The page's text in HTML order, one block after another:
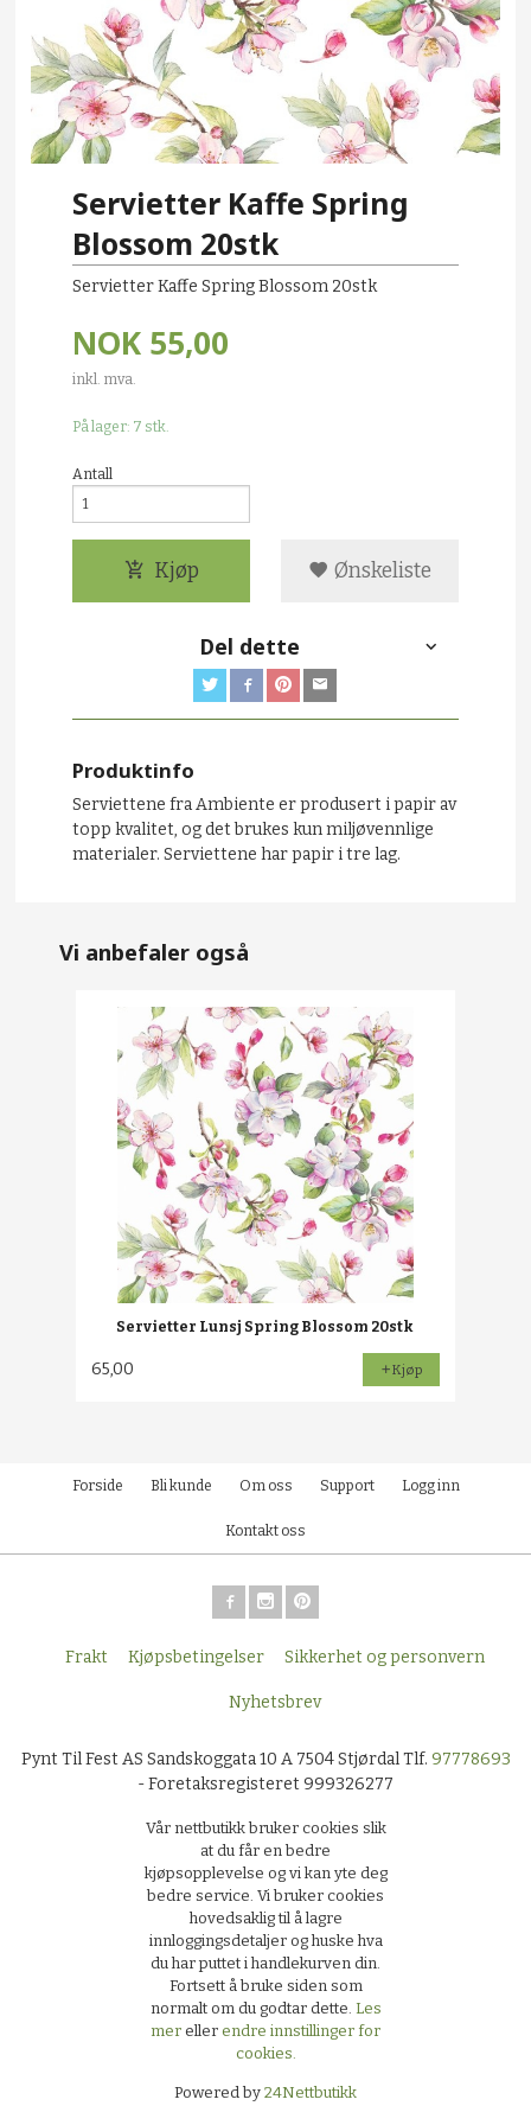
Servietter Kaffe Spring
Blossom 20stk
Servietter Kaffe Spring Blossom 20stk
NOK 55,00
inkl. mva.
På lager: 7 stk.
Antall
Kjøp Ønskeliste
Del dette
Produktinfo
Serviettene fra Ambiente er produsert i papir av
topp kvalitet, og det brukes kun miljøvennlige
materialer. Serviettene har papir i tre lag.
Vi anbefaler også
Servietter Lunsj Spring Blossom 20stk
65,00 Kjøp
Forside Bli kunde Om oss Support Logg inn
Kontakt oss
Frakt Kjøpsbetingelser Sikkerhet og personvern
Nyhetsbrev
Pynt Til Fest AS Sandskoggata 10 A 7504 Stjørdal Tlf. 97778693
- Foretaksregisteret 999326277
Vår nettbutikk bruker cookies slik
at du får en bedre
kjøpsopplevelse og vi kan yte deg
bedre service. Vi bruker cookies
hovedsaklig til å lagre
innloggingsdetaljer og huske hva
du har puttet i handlekurven din.
Fortsett å bruke siden som
normalt om du godtar dette. Les
mer eller endre innstillinger for
cookies.
Powered by 24Nettbutikk